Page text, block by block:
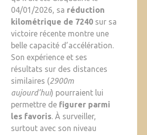
04/01/2026, sa réduction
kilométrique de 7240sur sa
victoire récente montre une
belle capacité d’accélération.
Son expérience et ses
résultats sur des distances
similaires (2900m
aujourd’hui) pourraient lui
permettre de figurer parmi
les favoris. À surveiller,
surtout avec son niveau